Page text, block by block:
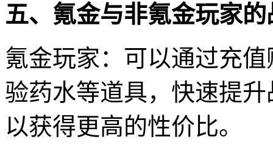
五、氪金与非氪金玩家
氪金玩家：可以通过充
验药水等道具，快速提
以获得更高的性价比。